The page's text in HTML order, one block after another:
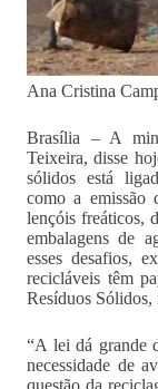
Ana Cristina
Brasília – A
Teixeira, disse
sólidos está
como a emissão
lençóis freáticos,
embalagens de
esses desafios,
recicláveis têm
Resíduos
“A lei dá grande
necessidade de
questão da